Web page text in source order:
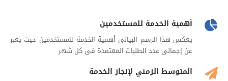
أهمية الخدمة للمستخدمين
يعكس هذا الرسم البيانى أهمية الخدمة للمستخدمين حيث يعبر
عن إجمالى عدد الطلبات المعتمدة فى كل شهر
المتوسط الزمني لإنجاز الخدمة